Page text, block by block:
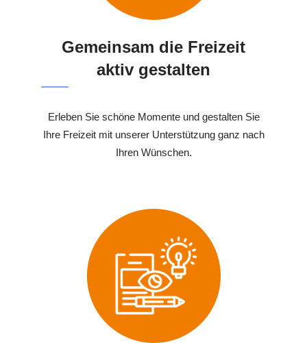
Gemeinsam die Freizeit
aktiv gestalten
Erleben Sie schöne Momente und gestalten Sie
Ihre Freizeit mit unserer Unterstützung ganz nach
Ihren Wünschen.